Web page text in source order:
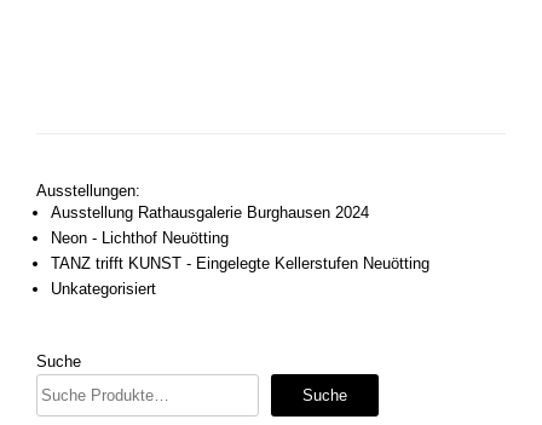
Ausstellungen:
Ausstellung Rathausgalerie Burghausen 2024
Neon - Lichthof Neuötting
TANZ trifft KUNST - Eingelegte Kellerstufen Neuötting
Unkategorisiert
Suche
Suche